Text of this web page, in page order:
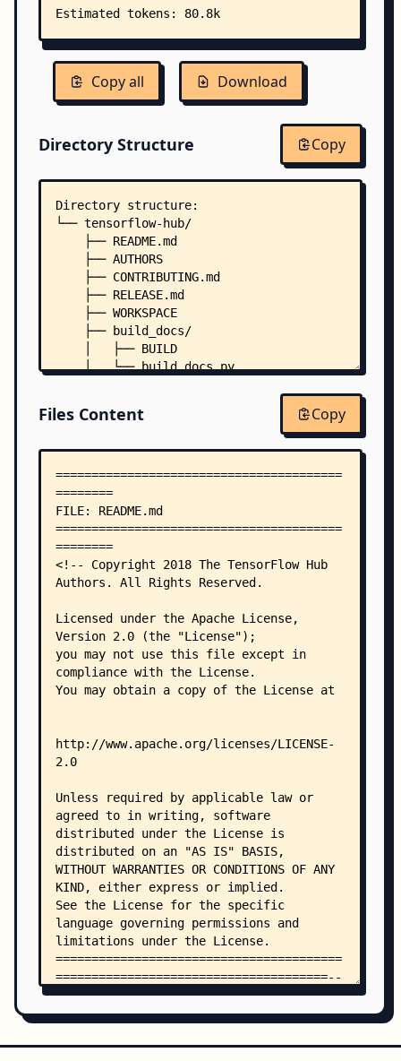
Copy all Download
Directory Structure Copy
Directory structure:
└── tensorflow-hub/
    ├── README.md
    ├── AUTHORS
    ├── CONTRIBUTING.md
    ├── RELEASE.md
    ├── WORKSPACE
    ├── build_docs/
    │   ├── BUILD
    │   └── build_docs.py
    ├── examples/
    │   ├── colab/
    │   │   └── README.md
    │   ├── half_plus_two/
    │   │   ├── BUILD
    │   │   ├── export.py
    │   │   └── half_plus_two_test.py
    │   ├── image_retraining/
    │   │   ├── README.md
    │   ├── text_embeddings/
    │   │   ├── BUILD
    │   │   ├── export.py
    │   │   └── export_test.py
    │   └── text_embeddings_v2/
    │       └── export_v2.py
    ├── tensorflow_hub/
    │   ├── BUILD
    │   ├── compressed_module_resolver.py
    │   ├── compressed_module_resolver_test.py
    │   ├── config.py
    │   ├── e2e_test.py
    │   ├── feature_column_v2.py
    │   ├── feature_column_v2_test.py
    │   ├── file_utils.py
    │   ├── file_utils_test.py
    │   ├── image_module_info.proto
    │   ├── keras_layer.py
    │   ├── keras_layer_test.py
    │   ├── LICENSE
    │   ├── module_attachment.proto
Files Content Copy